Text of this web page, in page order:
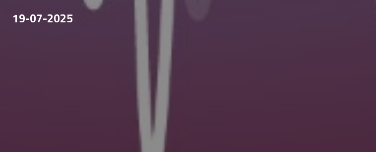
19-07-2025